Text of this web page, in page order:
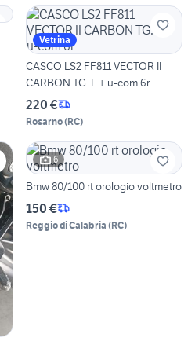
Vetrina
CASCO LS2 FF811 VECTOR II
CARBON TG. L + u-com 6r
220 €
Rosarno(RC)
6
Bmw 80/100 rt orologio voltmetro
150 €
Reggio di Calabria (RC)